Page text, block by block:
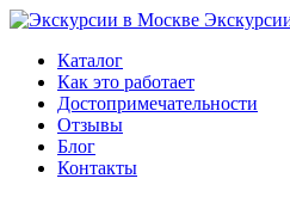
Каталог
Как это работает
Достопримечательности
Отзывы
Блог
Контакты